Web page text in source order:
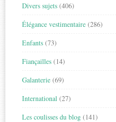
Divers sujets (406)
Élégance vestimentaire (286)
Enfants (73)
Fiançailles (14)
Galanterie (69)
International (27)
Les coulisses du blog (141)